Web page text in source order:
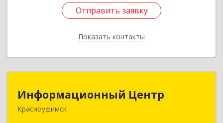
Отправить заявку
Показать контакты
Отправить заявку
Назад
Информационный Центр
Красноуфимск
Информационный Центр
623300, Свердловская обл, Красноуфимск г,